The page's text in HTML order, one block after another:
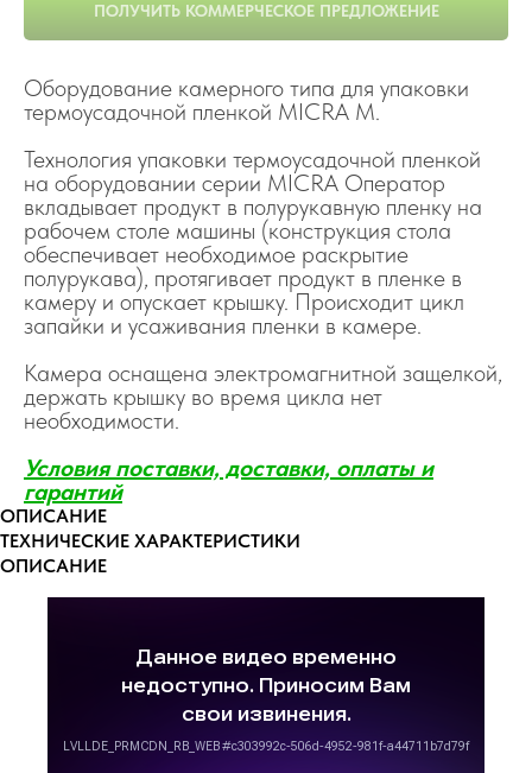
ПОЛУЧИТЬ КОММЕРЧЕСКОЕ ПРЕДЛОЖЕНИЕ
Оборудование камерного типа для упаковки
термоусадочной пленкой MICRA M.
Технология упаковки термоусадочной пленкой
на оборудовании серии MICRA Оператор
вкладывает продукт в полурукавную пленку на
рабочем столе машины (конструкция стола
обеспечивает необходимое раскрытие
полурукава), протягивает продукт в пленке в
камеру и опускает крышку. Происходит цикл
запайки и усаживания пленки в камере.
Камера оснащена электромагнитной защелкой,
держать крышку во время цикла нет
необходимости.
Условия поставки, доставки, оплаты и
гарантий
ОПИСАНИЕ
ТЕХНИЧЕСКИЕ ХАРАКТЕРИСТИКИ
ОПИСАНИЕ